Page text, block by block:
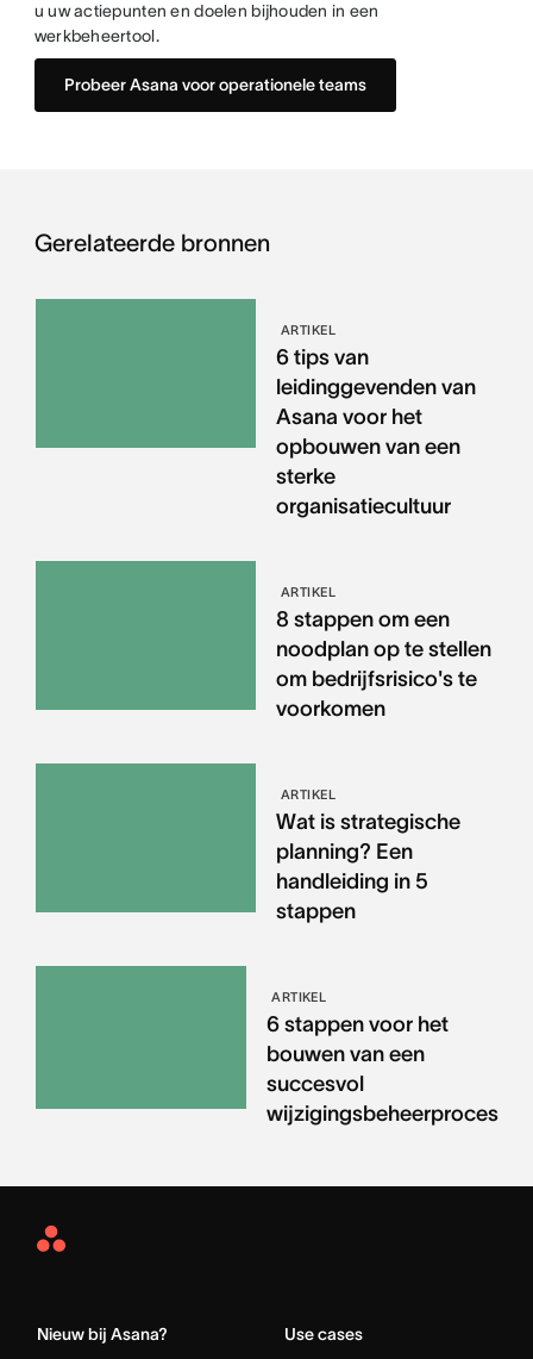
u uw actiepunten en doelen bijhouden in een
werkbeheertool.
Probeer Asana voor operationele teams
Gerelateerde bronnen
ARTIKEL
6 tips van
leidinggevenden van
Asana voor het
opbouwen van een
sterke
organisatiecultuur
ARTIKEL
8 stappen om een
noodplan op te stellen
om bedrijfsrisico's te
voorkomen
ARTIKEL
Wat is strategische
planning? Een
handleiding in 5
stappen
ARTIKEL
6 stappen voor het
bouwen van een
succesvol
wijzigingsbeheerproces
Asana
Nieuw bij Asana? Use cases